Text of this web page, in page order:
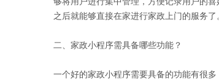
之后就能够直接在家进行家政上门的服务了
二、家政小程序需具备哪些功能？
一个好的家政小程序需要具备的功能有很